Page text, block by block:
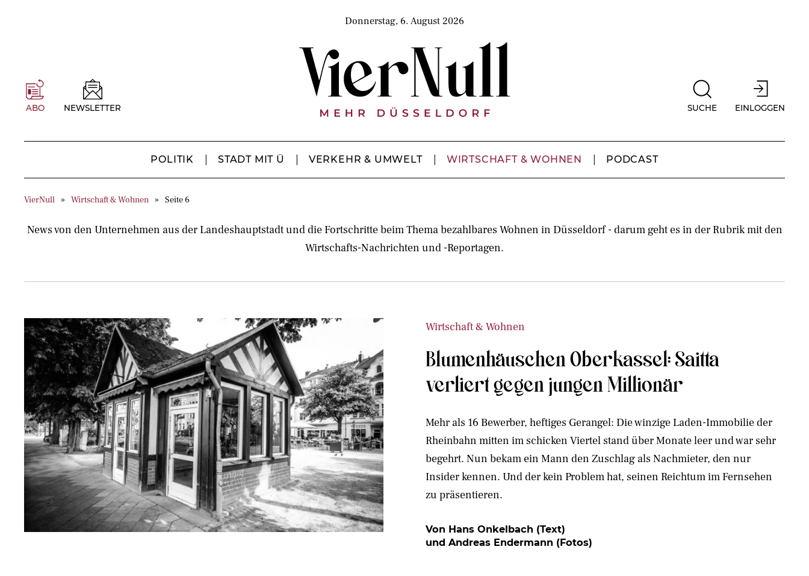
Donnerstag, 6. August 2026
ABO NEWSLETTER SUCHE EINLOGGEN
POLITIK STADT MIT Ü VERKEHR & UMWELT WIRTSCHAFT & WOHNEN PODCAST
VierNull Wirtschaft & Wohnen Seite 6
News von den Unternehmen aus der Landeshauptstadt und die Fortschritte beim Thema bezahlbares Wohnen in Düsseldorf - darum geht es in der Rubrik mit den
Wirtschafts-Nachrichten und -Reportagen.
Wirtschaft & Wohnen
Blumenhäuschen Oberkassel: Saitta
verliert gegen jungen Millionär
Mehr als 16 Bewerber, heftiges Gerangel: Die winzige Laden-Immobilie der
Rheinbahn mitten im schicken Viertel stand über Monate leer und war sehr
begehrt. Nun bekam ein Mann den Zuschlag als Nachmieter, den nur
Insider kennen. Und der kein Problem hat, seinen Reichtum im Fernsehen
zu präsentieren.
Von Hans Onkelbach (Text)
und Andreas Endermann (Fotos)